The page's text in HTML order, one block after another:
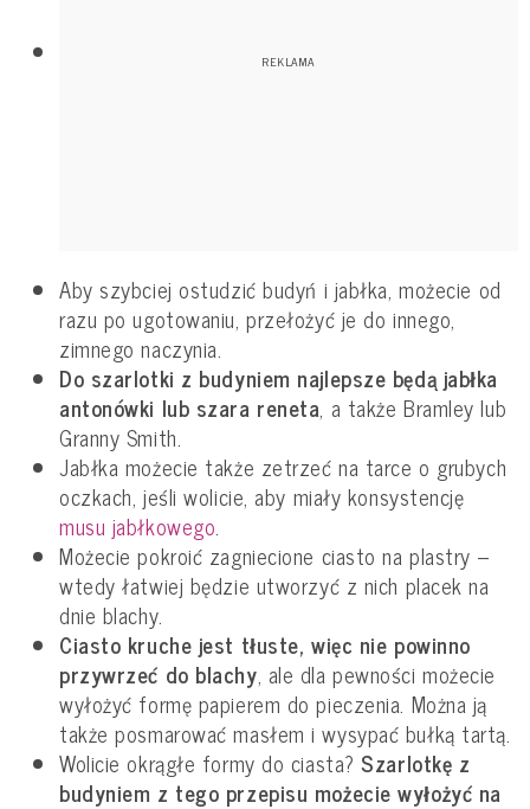
Aby szybciej ostudzić budyń i jabłka, możecie od
razu po ugotowaniu, przełożyć je do innego,
zimnego naczynia.
Do szarlotki z budyniem najlepsze będą jabłka
antonówki lub szara reneta, a także Bramley lub
Granny Smith.
Jabłka możecie także zetrzeć na tarce o grubych
oczkach, jeśli wolicie, aby miały konsystencję
musu jabłkowego.
Możecie pokroić zagniecione ciasto na plastry –
wtedy łatwiej będzie utworzyć z nich placek na
dnie blachy.
Ciasto kruche jest tłuste, więc nie powinno
przywrzeć do blachy, ale dla pewności możecie
wyłożyć formę papierem do pieczenia. Można ją
także posmarować masłem i wysypać bułką tartą.
Wolicie okrągłe formy do ciasta?Szarlotkę z
budyniem z tego przepisu możecie wyłożyć na